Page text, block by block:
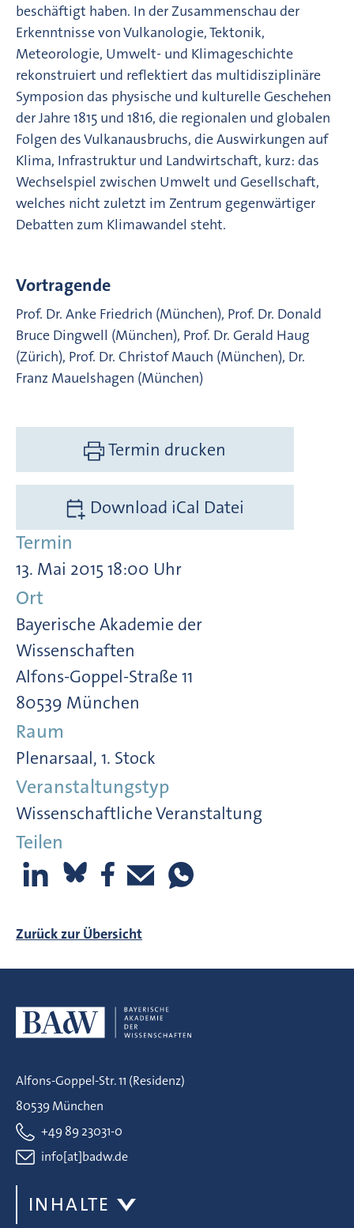
beschäftigt haben. In der Zusammenschau der
Erkenntnisse von Vulkanologie, Tektonik,
Meteorologie, Umwelt- und Klimageschichte
rekonstruiert und reflektiert das multidisziplinäre
Symposion das physische und kulturelle Geschehen
der Jahre 1815 und 1816, die regionalen und globalen
Folgen des Vulkanausbruchs, die Auswirkungen auf
Klima, Infrastruktur und Landwirtschaft, kurz: das
Wechselspiel zwischen Umwelt und Gesellschaft,
welches nicht zuletzt im Zentrum gegenwärtiger
Debatten zum Klimawandel steht.
Vortragende
Prof. Dr. Anke Friedrich (München), Prof. Dr. Donald
Bruce Dingwell (München), Prof. Dr. Gerald Haug
(Zürich), Prof. Dr. Christof Mauch (München), Dr.
Franz Mauelshagen (München)
Termin drucken
Download iCal Datei
Termin
13. Mai 2015 18:00 Uhr
Ort
Bayerische Akademie der
Wissenschaften
Alfons-Goppel-Straße 11
80539 München
Raum
Plenarsaal, 1. Stock
Veranstaltungstyp
Wissenschaftliche Veranstaltung
Teilen
Zurück zur Übersicht
Alfons-Goppel-Str. 11 (Residenz)
80539 München
+49 89 23031-0
info[at]badw.de
INHALTE